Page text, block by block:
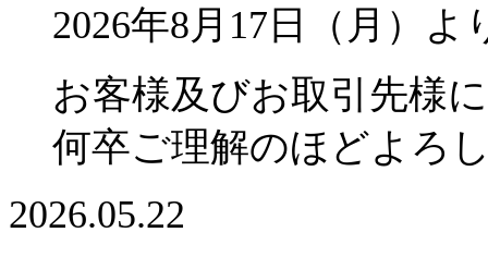
2026年8月17日（月）
お客様及びお取引先様
何卒ご理解のほどよろ
2026.05.22